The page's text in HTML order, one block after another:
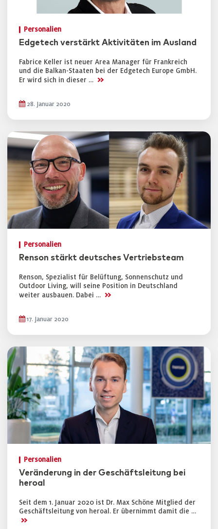
Personalien
Edgetech verstärkt Aktivitäten im Ausland
Fabrice Keller ist neuer Area Manager für Frankreich
und die Balkan-Staaten bei der Edgetech Europe GmbH.
Er wird sich in dieser … >>
28. Januar 2020
Personalien
Renson stärkt deutsches Vertriebsteam
Renson, Spezialist für Belüftung, Sonnenschutz und
Outdoor Living, will seine Position in Deutschland
weiter ausbauen. Dabei … >>
17. Januar 2020
Personalien
Veränderung in der Geschäftsleitung bei
heroal
Seit dem 1. Januar 2020 ist Dr. Max Schöne Mitglied der
Geschäftsleitung von heroal. Er übernimmt damit die …
>>